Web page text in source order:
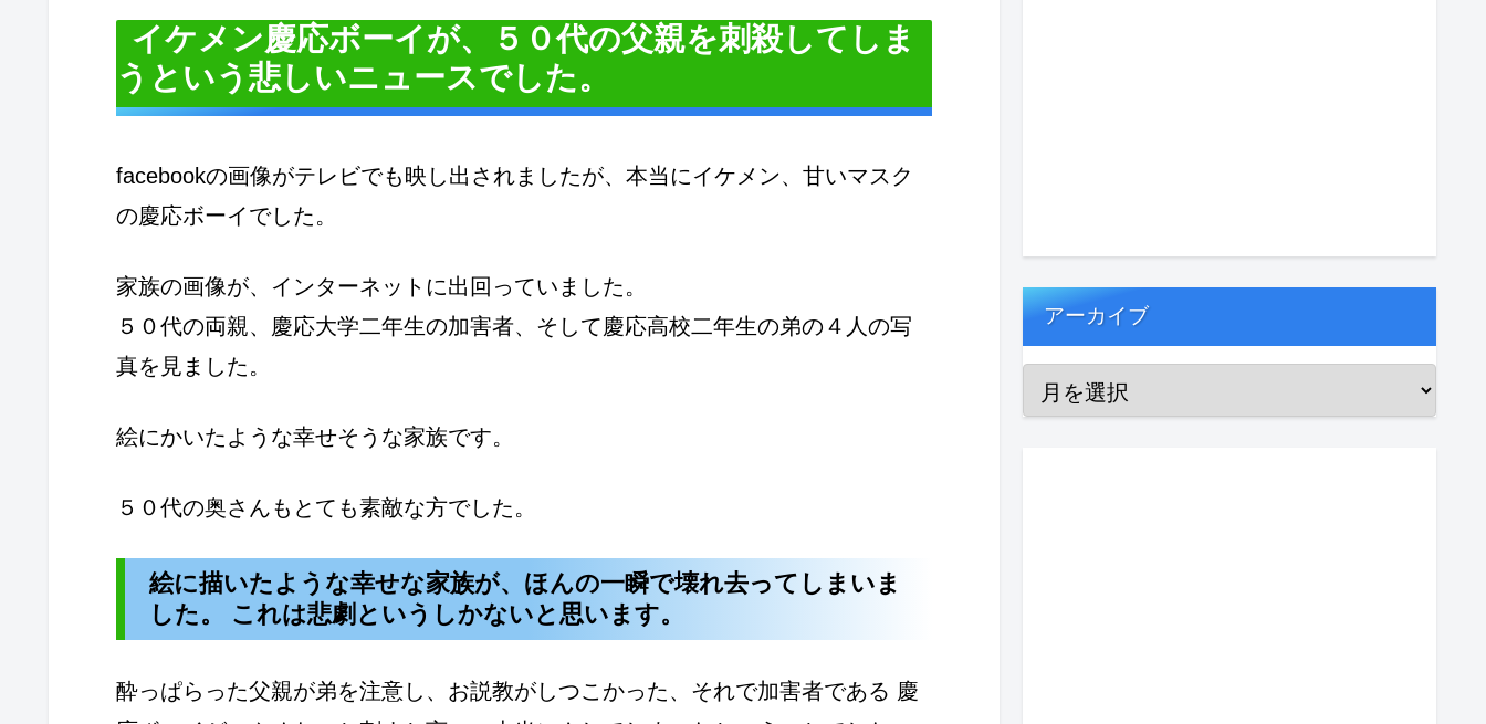
イケメン慶応ボーイが、５０代の父親を刺殺してしま
うという悲しいニュースでした。
facebookの画像がテレビでも映し出されましたが、本当にイケメン、甘いマスク
の慶応ボーイでした。
家族の画像が、インターネットに出回っていました。
５０代の両親、慶応大学二年生の加害者、そして慶応高校二年生の弟の４人の写
真を見ました。
絵にかいたような幸せそうな家族です。
５０代の奥さんもとても素敵な方でした。
絵に描いたような幸せな家族が、ほんの一瞬で壊れ去ってしまいま
した。 これは悲劇というしかないと思います。
酔っぱらった父親が弟を注意し、お説教がしつこかった、それで加害者である 慶
アーカイブ